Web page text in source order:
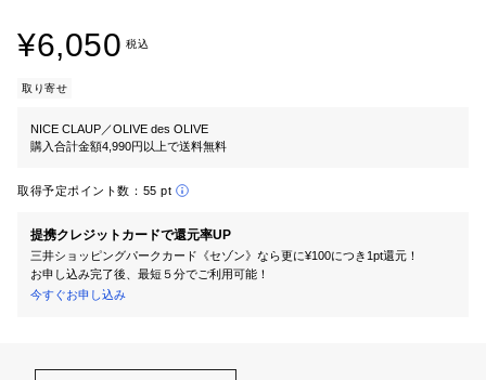
¥6,050 税込
取り寄せ
NICE CLAUP／OLIVE des OLIVE
購入合計金額4,990円以上で送料無料
取得予定ポイント数： 55 pt
提携クレジットカードで還元率UP
三井ショッピングパークカード《セゾン》なら更に¥100につき1pt還元！
お申し込み完了後、最短５分でご利用可能！
今すぐお申し込み